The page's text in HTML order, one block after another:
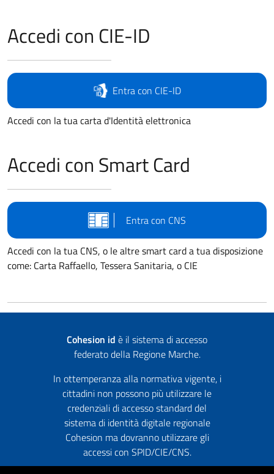
Accedi con CIE-ID
Entra con CIE-ID
Accedi con la tua carta d'Identità elettronica
Accedi con Smart Card
Entra con CNS
Accedi con la tua CNS, o le altre smart card a tua disposizione
come: Carta Raffaello, Tessera Sanitaria, o CIE
Cohesion id è il sistema di accesso
federato della Regione Marche.
In ottemperanza alla normativa vigente, i
cittadini non possono più utilizzare le
credenziali di accesso standard del
sistema di identità digitale regionale
Cohesion ma dovranno utilizzare gli
accessi con SPID/CIE/CNS.